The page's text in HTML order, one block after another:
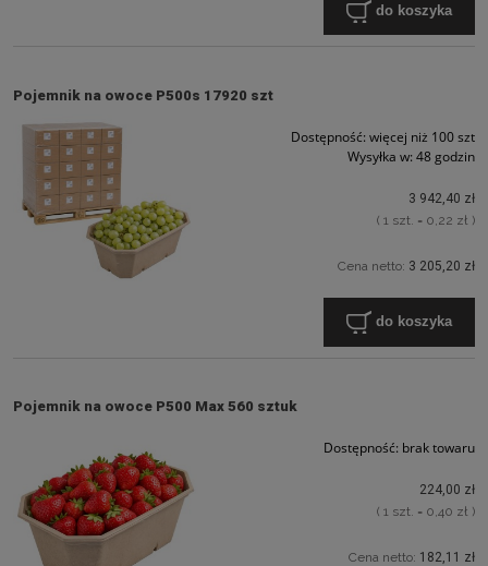
do koszyka
Pojemnik na owoce P500s 17920 szt
Dostępność: więcej niż 100 szt
Wysyłka w: 48 godzin
3 942,40 zł
( 1 szt. = 0,22 zł )
Cena netto: 3 205,20 zł
do koszyka
Pojemnik na owoce P500 Max 560 sztuk
Dostępność: brak towaru
224,00 zł
( 1 szt. = 0,40 zł )
Cena netto: 182,11 zł